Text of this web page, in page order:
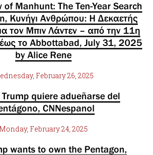
of Manhunt: The Ten-Year Search
Κυνήγι Ανθρώπου: Η Δεκαετής
τον Μπιν Λάντεν – από την 11η
έως το Abbottabad, July 31, 2025
by Alice Rene
February 26, 2025
quiere adueñarse del
CNNespanol
Monday, February 24, 2025
wants to own the Pentagon,